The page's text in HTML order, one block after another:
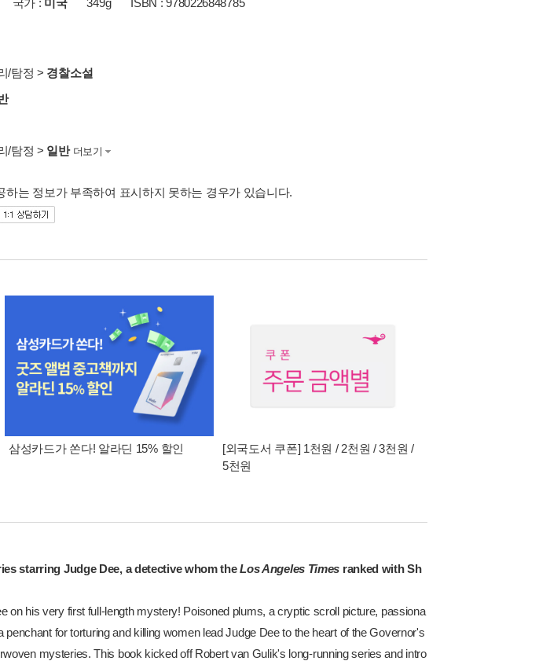
국가 : 미국 349g ISBN : 9780226848785
/탐정 > 경찰소설
/탐정 > 일반 더보기
는 정보가 부족하여 표시하지 못하는 경우가 있습니다.
삼성카드가 쏜다! 알라딘 15% 할인
[외국도서 쿠폰] 1천원 / 2천원 / 3천원 /
5천원
starring Judge Dee, a detective whom theLos Angeles Times ranked with Sh
on his very first full-length mystery! Poisoned plums, a cryptic scroll picture, passiona
for torturing and killing women lead Judge Dee to the heart of the Governor's
mysteries. This book kicked off Robert van Gulik's long-running series and intro